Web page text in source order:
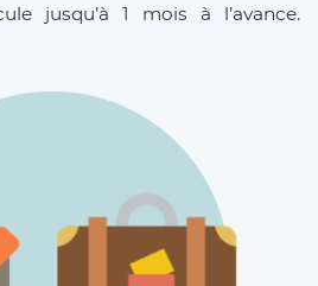
jusqu’à 1 mois à l’avance.